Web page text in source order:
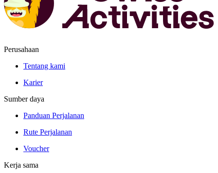
Perusahaan
Tentang kami
Karier
Sumber daya
Panduan Perjalanan
Rute Perjalanan
Voucher
Kerja sama